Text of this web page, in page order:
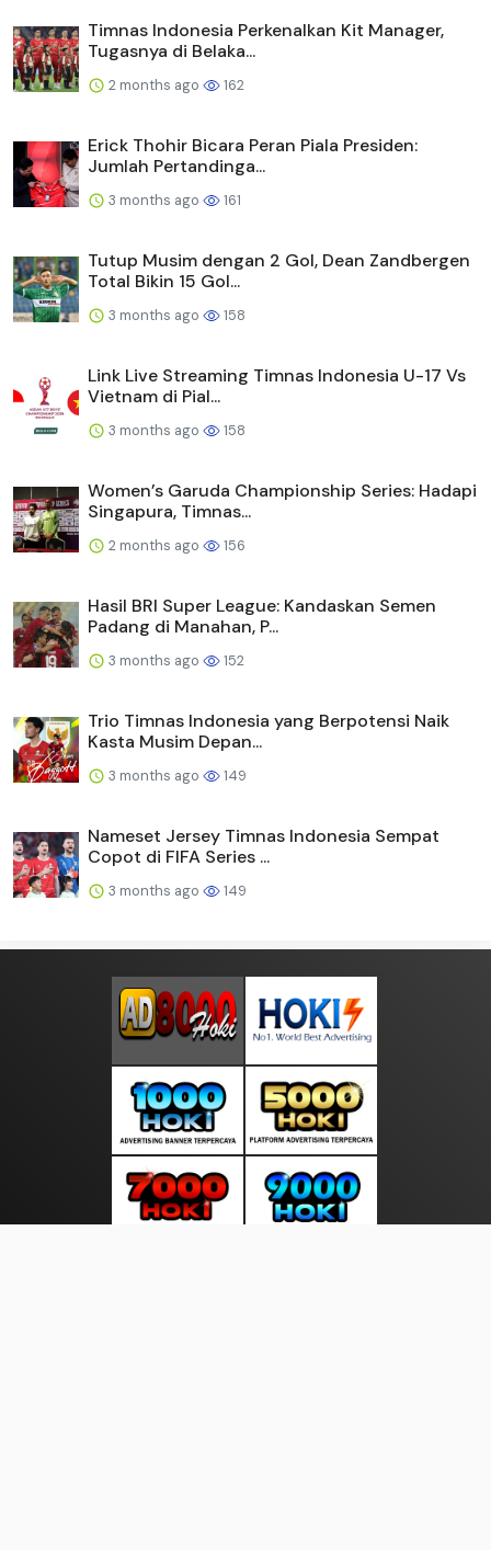
Timnas Indonesia Perkenalkan Kit Manager,
Tugasnya di Belaka...
2 months ago 162
Erick Thohir Bicara Peran Piala Presiden:
Jumlah Pertandinga...
3 months ago 161
Tutup Musim dengan 2 Gol, Dean Zandbergen
Total Bikin 15 Gol...
3 months ago 158
Link Live Streaming Timnas Indonesia U-17 Vs
Vietnam di Pial...
3 months ago 158
Women’s Garuda Championship Series: Hadapi
Singapura, Timnas...
2 months ago 156
Hasil BRI Super League: Kandaskan Semen
Padang di Manahan, P...
3 months ago 152
Trio Timnas Indonesia yang Berpotensi Naik
Kasta Musim Depan...
3 months ago 149
Nameset Jersey Timnas Indonesia Sempat
Copot di FIFA Series ...
3 months ago 149